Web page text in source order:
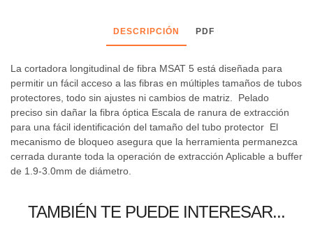
DESCRIPCIÓN PDF
La cortadora longitudinal de fibra MSAT 5 está diseñada para
permitir un fácil acceso a las fibras en múltiples tamaños de tubos
protectores, todo sin ajustes ni cambios de matriz. Pelado
preciso sin dañar la fibra óptica Escala de ranura de extracción
para una fácil identificación del tamaño del tubo protector El
mecanismo de bloqueo asegura que la herramienta permanezca
cerrada durante toda la operación de extracción Aplicable a buffer
de 1.9-3.0mm de diámetro.
TAMBIÉN TE PUEDE INTERESAR...